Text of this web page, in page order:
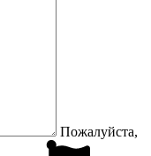
Пожалуйста,